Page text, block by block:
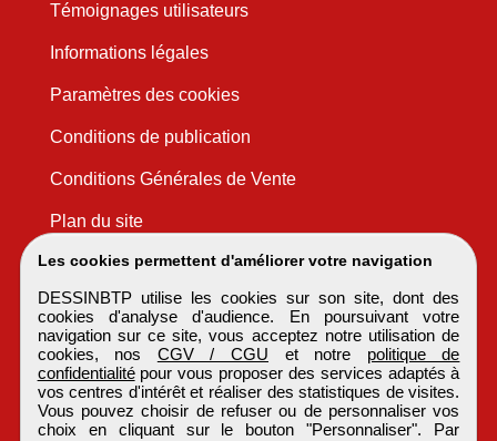
Les cookies permettent d'améliorer votre navigation
DESSINBTP utilise les cookies sur son site, dont des
cookies d'analyse d'audience. En poursuivant votre
navigation sur ce site, vous acceptez notre utilisation de
cookies, nos CGV / CGU et notre politique de
confidentialitépour vous proposer des services adaptés à
vos centres d'intérêt et réaliser des statistiques de visites.
Vous pouvez choisir de refuser ou de personnaliser vos
choix en cliquant sur le bouton "Personnaliser". Par
Témoignages utilisateurs
Informations légales
Paramètres des cookies
Conditions de publication
Conditions Générales de Vente
Plan du site